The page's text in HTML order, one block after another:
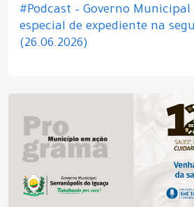
#Podcast – Governo
especial de expediente na
(26.06.2026)